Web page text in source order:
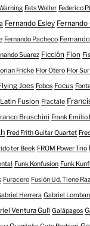
Fats Waller Federico
Fernando Esley
Fernando Pacheco
Suarez Ficción Fion
Fricke Flor Otero Flor
Joes Fobos Focus
Latin Fusion Fractale
Bruschini Frank Emilio
Fred Frith Guitar Quartet
ter Beek FROM Power Trío
Funk Konfusion Funk
Furacero Fusión Ud. Tiene
Herrera Gabriel
Ventura Gulí Galápagos